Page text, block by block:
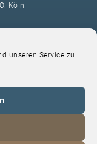
unseren Service zu
Köln